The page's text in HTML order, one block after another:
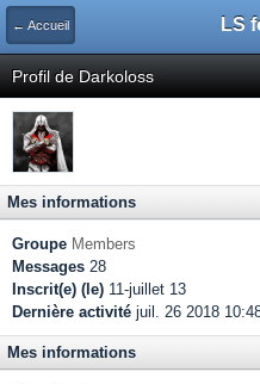
← Accueil LS
Profil de Darkoloss
Mes informations
Groupe Members
Messages 28
Inscrit(e) (le) 11-juillet 13
Dernière activité juil. 26 2018
Mes informations